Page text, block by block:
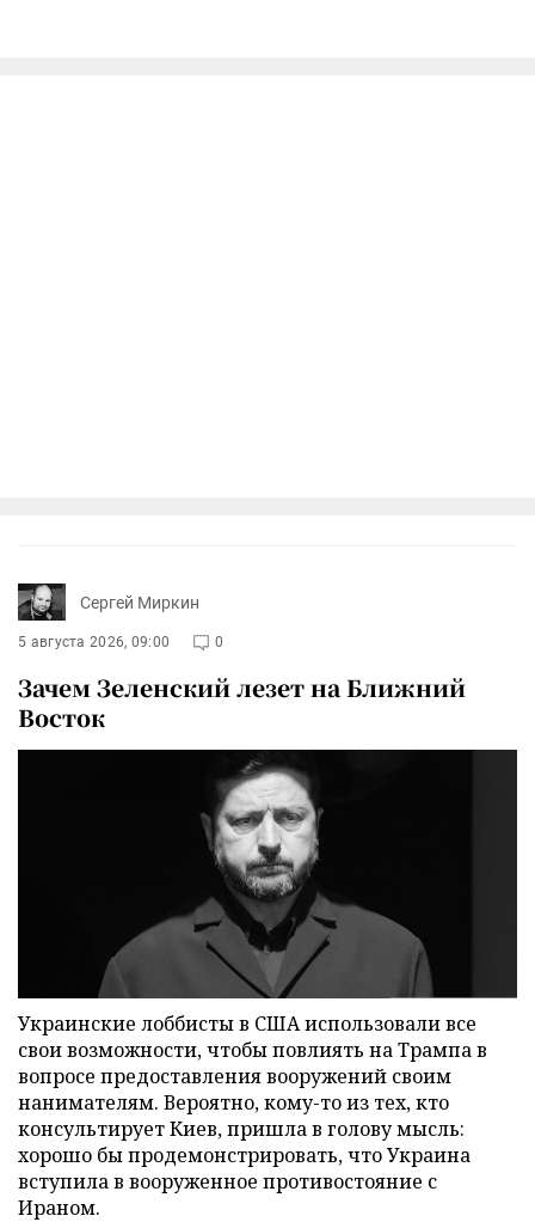
Сергей Миркин
5 августа 2026, 09:00 0
Зачем Зеленский лезет на Ближний
Восток
Украинские лоббисты в США использовали все
свои возможности, чтобы повлиять на Трампа в
вопросе предоставления вооружений своим
нанимателям. Вероятно, кому-то из тех, кто
консультирует Киев, пришла в голову мысль:
хорошо бы продемонстрировать, что Украина
вступила в вооруженное противостояние с
Ираном.